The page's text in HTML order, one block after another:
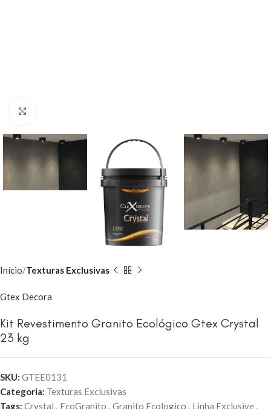
Início Texturas Exclusivas
Gtex Decora
Kit Revestimento Granito Ecológico Gtex Crystal
23 kg
SKU: GTEE0131
Categoria: Texturas Exclusivas
Tags: Crystal , EcoGranito , Granito Ecologico , Linha Exclusive,